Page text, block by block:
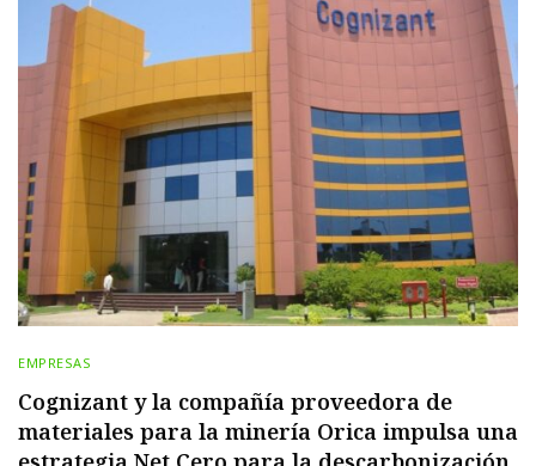
EMPRESAS
Cognizant y la compañía proveedora de
materiales para la minería Orica impulsa una